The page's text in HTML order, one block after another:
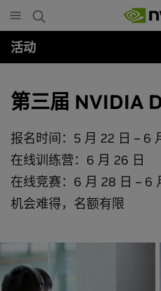
to
main
content
活动
第三届 NVIDIA
报名时间：5 月 22 日 – 6
在线训练营：6 月 26 日
在线竞赛：6 月 28 日 – 6
机会难得，名额有限